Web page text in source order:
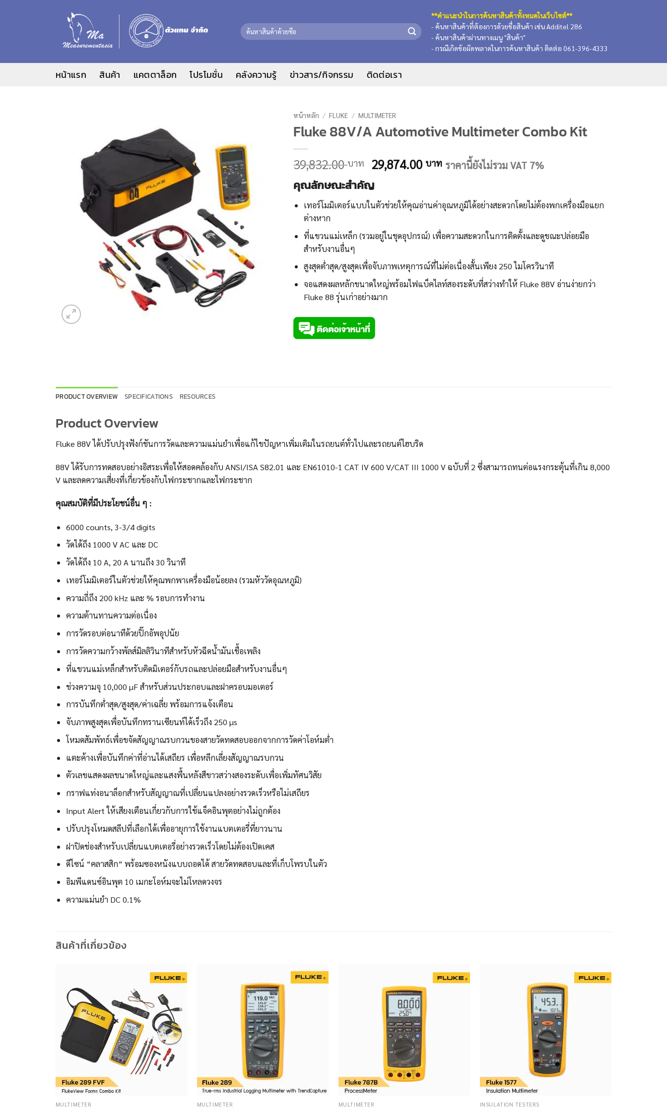
ค้นหา:
**คำแนะนำในการค้นหาสินค้าทั้งหมดในเว็บไซต์**
- ค้นหาสินค้าที่ต้องการด้วยชื่อสินค้า เช่น Additel 286
- ค้นหาสินค้าผ่านทางเมนู "สินค้า"
- กรณีเกิดข้อผิดพลาดในการค้นหาสินค้า ติดต่อ 061-396-4333
หน้าแรก สินค้า แคตตาล็อก โปรโมชั่น คลังความรู้ ข่าวสาร/กิจกรรม ติดต่อเรา
หน้าหลัก / FLUKE / MULTIMETER
Fluke 88V/A Automotive Multimeter Combo Kit
39,832.00บาท Original
price
was:
39,832.00 บาท.
29,874.00 บาทCurrent
29,874.00 บาท.
ราคานี้ยังไม่รวม VAT 7%
คุณลักษณะสำคัญ
เทอร์โมมิเตอร์แบบในตัวช่วยให้คุณอ่านค่าอุณหภูมิได้อย่างสะดวกโดยไม่ต้องพกเครื่องมือแยก
ต่างหาก
ที่แขวนแม่เหล็ก (รวมอยู่ในชุดอุปกรณ์) เพื่อความสะดวกในการติดตั้งและดูขณะปล่อยมือ
สำหรับงานอื่นๆ
สูงสุดต่ำสุด/สูงสุดเพื่อจับภาพเหตุการณ์ที่ไม่ต่อเนื่องสั้นเพียง 250 ไมโครวินาที
จอแสดงผลหลักขนาดใหญ่พร้อมไฟแบ็คไลท์สองระดับที่สว่างทำให้ Fluke 88V อ่านง่ายกว่า
Fluke 88 รุ่นเก่าอย่างมาก
PRODUCT OVERVIEW SPECIFICATIONS RESOURCES
Product Overview
Fluke 88V ได้ปรับปรุงฟังก์ชันการวัดและความแม่นยำเพื่อแก้ไขปัญหาเพิ่มเติมในรถยนต์ทั่วไปและรถยนต์ไฮบริด
88V ได้รับการทดสอบอย่างอิสระเพื่อให้สอดคล้องกับ ANSI/ISA S82.01 และ EN61010-1 CAT IV 600 V/CAT III 1000 V ฉบับที่ 2 ซึ่งสามารถทนต่อแรงกระตุ้นที่เกิน 8,000
V และลดความเสี่ยงที่เกี่ยวข้องกับไฟกระชากและไฟกระชาก
คุณสมบัติที่มีประโยชน์อื่น ๆ :
6000 counts, 3-3/4 digits
วัดได้ถึง 1000 V AC และ DC
วัดได้ถึง 10 A, 20 A นานถึง 30 วินาที
เทอร์โมมิเตอร์ในตัวช่วยให้คุณพกพาเครื่องมือน้อยลง (รวมหัววัดอุณหภูมิ)
ความถี่ถึง 200 kHz และ % รอบการทำงาน
ความต้านทานความต่อเนื่อง
การวัดรอบต่อนาทีด้วยปิ๊กอัพอุปนัย
การวัดความกว้างพัลส์มิลลิวินาทีสำหรับหัวฉีดน้ำมันเชื้อเพลิง
ที่แขวนแม่เหล็กสำหรับติดมิเตอร์กับรถและปล่อยมือสำหรับงานอื่นๆ
ช่วงความจุ 10,000 µF สำหรับส่วนประกอบและฝาครอบมอเตอร์
การบันทึกต่ำสุด/สูงสุด/ค่าเฉลี่ย พร้อมการแจ้งเตือน
จับภาพสูงสุดเพื่อบันทึกทรานเซียนท์ได้เร็วถึง 250 µs
โหมดสัมพัทธ์เพื่อขจัดสัญญาณรบกวนของสายวัดทดสอบออกจากการวัดค่าโอห์มต่ำ
แตะค้างเพื่อบันทึกค่าที่อ่านได้เสถียร เพื่อหลีกเลี่ยงสัญญาณรบกวน
ตัวเลขแสดงผลขนาดใหญ่และแสงพื้นหลังสีขาวสว่างสองระดับเพื่อเพิ่มทัศนวิสัย
กราฟแท่งอนาล็อกสำหรับสัญญาณที่เปลี่ยนแปลงอย่างรวดเร็วหรือไม่เสถียร
Input Alert ให้เสียงเตือนเกี่ยวกับการใช้แจ็คอินพุตอย่างไม่ถูกต้อง
ปรับปรุงโหมดสลีปที่เลือกได้เพื่ออายุการใช้งานแบตเตอรี่ที่ยาวนาน
ฝาปิดช่องสำหรับเปลี่ยนแบตเตอรี่อย่างรวดเร็วโดยไม่ต้องเปิดเคส
ดีไซน์ “คลาสสิก” พร้อมซองหนังแบบถอดได้ สายวัดทดสอบและที่เก็บโพรบในตัว
อิมพีแดนซ์อินพุต 10 เมกะโอห์มจะไม่โหลดวงจร
ความแม่นยำ DC 0.1%
สินค้าที่เกี่ยวข้อง
MULTIMETER MULTIMETER MULTIMETER INSULATION TESTERS